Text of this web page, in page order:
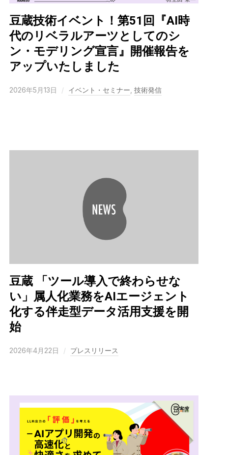
豆蔵技術イベント！第51回『AI時
代のリベラルアーツとしてのシ
ン・モデリング宣言』開催報告を
アップいたしました
2026年5月13日 イベント・セミナー 技術発信
豆蔵 「ツール導入で終わらせな
い」属人化業務をAIエージェント
化する伴走型データ活用支援を開
始
2026年4月22日 プレスリリース